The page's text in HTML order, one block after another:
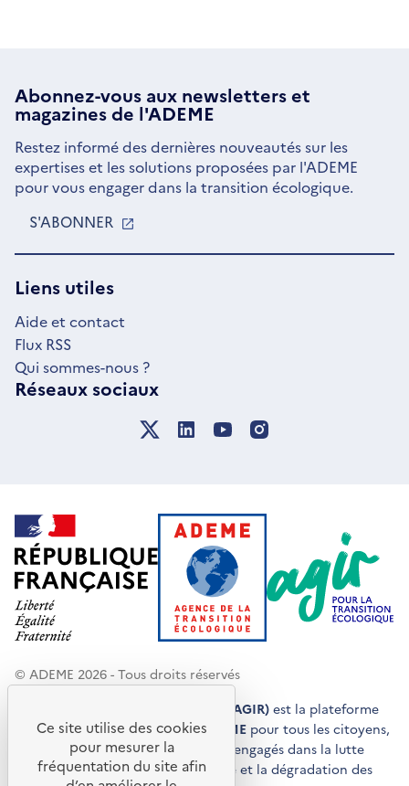
Abonnez-vous aux newsletterset
magazines de l'ADEME
Restez informé des dernières nouveautés sur les
expertises et les solutions proposées par l'ADEME
pour vous engager dans la transition écologique.
S'ABONNER
UNE
Liens utiles
Aide et contact
Flux RSS
Qui sommes-nous ?
Réseaux sociaux
© ADEME 2026 - Tous droits réservés
Agir pour la transition écologique (AGIR) est la plateforme
de conseils et de services de l'ADEME pour tous les citoyens,
acteurs économiques et territoires engagés dans la lutte
contre le réchauffement climatique et la dégradation des
Ce site utilise des cookies
pour mesurer la
fréquentation du site afin